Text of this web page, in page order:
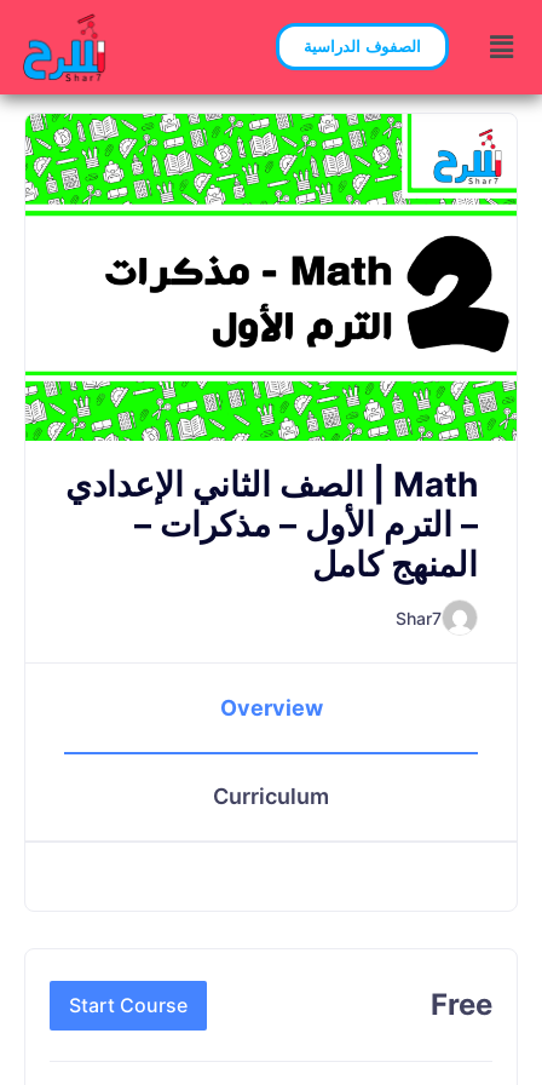
الصفوف الدراسية
Math | الصف الثاني الإعدادي
– الترم الأول – مذكرات –
المنهج كامل
Shar7
Overview
Curriculum
Free
Start Course